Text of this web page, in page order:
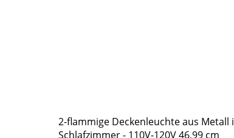
2-flammige Deckenleuchte aus Metall
Schlafzimmer - 110V-120V 46,99 cm